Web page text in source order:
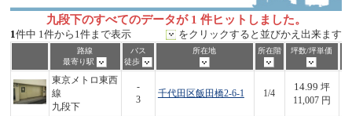
九段下のすべてのデータが 1 件ヒットしました。
1件中 1件から1件まで表示 をクリックすると並びかえ出来ます
路線
最寄り駅
バス
徒歩
所在地 所在階 坪数/坪単価
東京メトロ東西
線
九段下
-
3
千代田区飯田橋2-6-1 1/4
14.99 坪
11,007 円